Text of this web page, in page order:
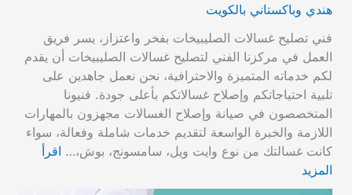
هندي وباكستاني بالكويت
فني تصليح غسالات الصليبيخات بفخر واعتزاز، يسر فريق
العمل في مركزنا الفني لتصليح غسالات الصليبيخات أن يقدم
لكم خدماته المتميزة والاحترافية، نحن نعمل جاهدين على
تلبية احتياجاتكم وإصلاح غسالاتكم بأعلى جودة. فنيونا
المتخصصون في صيانة وإصلاح الغسالات مجهزون بالمهارات
اللازمة والخبرة الواسعة لتقديم خدمات شاملة وفعالة، سواء
كانت غسالتك من نوع وايت ويل، سامسونج، بوش،… اقرأ
المزيد